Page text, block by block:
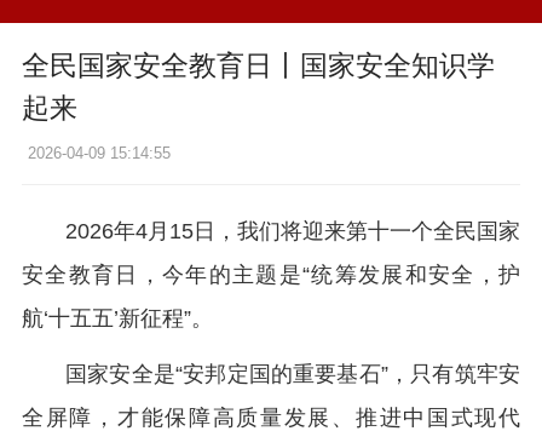
全民国家安全教育日丨国家安全知识学
起来
2026-04-09 15:14:55
2026年4月15日，我们将迎来第十一个全民国家
安全教育日，今年的主题是“统筹发展和安全，护
航‘十五五’新征程”。
国家安全是“安邦定国的重要基石”，只有筑牢安
全屏障，才能保障高质量发展、推进中国式现代